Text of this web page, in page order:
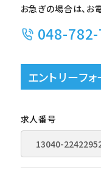
運営会社情報
プライバシーポリシー
お急ぎの場合は、お
048-
エントリーフォ
求人番号